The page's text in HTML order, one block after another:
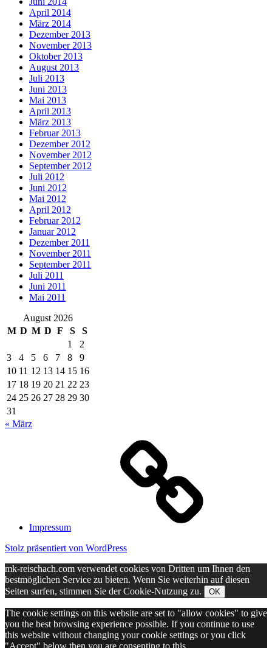
April 2014
März 2014
Dezember 2013
November 2013
Oktober 2013
August 2013
Juli 2013
Juni 2013
Mai 2013
April 2013
März 2013
Februar 2013
Dezember 2012
November 2012
September 2012
Juli 2012
Juni 2012
Mai 2012
April 2012
Februar 2012
Januar 2012
Dezember 2011
November 2011
September 2011
Juli 2011
Juni 2011
Mai 2011
August 2026
M D M D F S
S
1
2
3
4 5 6 7 8
9
10 11 12 13 14 15 16
17 18 19 20 21 22 23
24 25 26 27 28 29 30
31
« März
Impressum
Stolz präsentiert von WordPress
mk-reischach.com verwendet cookies von Dritten um Ihnen den
bestmöglichen Service zu bieten. Wenn Sie weiterhin auf diesen
Seiten surfen, stimmen Sie der Cookie-Nutzung zu.
OK
The cookie settings on this website are set to "allow cookies" to give
you the best browsing experience possible. If you continue to use
this website without changing your cookie settings or you click